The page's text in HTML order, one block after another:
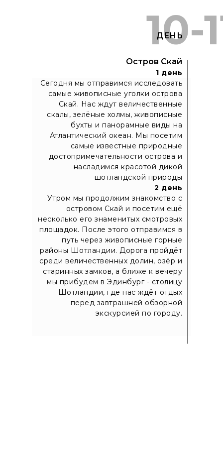
ДЕНЬ
1 день
Сегодня мы отправимся исследовать
самые живописные уголки острова
Скай. Нас ждут величественные
скалы, зелёные холмы, живописные
бухты и панорамные виды на
Атлантический океан. Мы посетим
самые известные природные
достопримечательности острова и
насладимся красотой дикой
шотландской природы
2 день
Утром мы продолжим знакомство с
островом Скай и посетим ещё
несколько его знаменитых смотровых
площадок. После этого отправимся в
путь через живописные горные
районы Шотландии. Дорога пройдёт
среди величественных долин, озёр и
старинных замков, а ближе к вечеру
мы прибудем в Эдинбург - столицу
Шотландии, где нас ждёт отдых
перед завтрашней обзорной
экскурсией по городу.
10-
Остров Скай